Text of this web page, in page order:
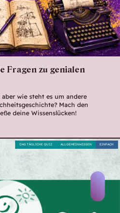
Fragen zu genialen
wie steht es um andere
Mach den
deine Wissenslücken!
EINFACH
ALLGEMEINWISSEN
DAS TÄGLICHE QUIZ